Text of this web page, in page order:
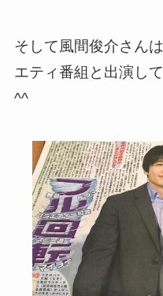
そして風間俊介さん
エティ番組と出演し
^^